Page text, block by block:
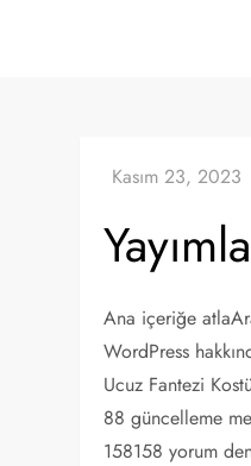
Ana içeriğe
WordPress
Ucuz Fantezi
88 güncelleme
158158 yorum